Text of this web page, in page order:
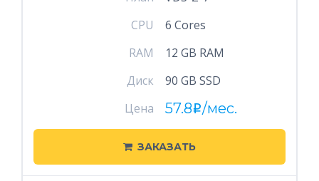
CPU
6 Cores
RAM
12 GB RAM
Диск
90 GB SSD
Цена
57.8i/мес.
ЗАКАЗАТЬ